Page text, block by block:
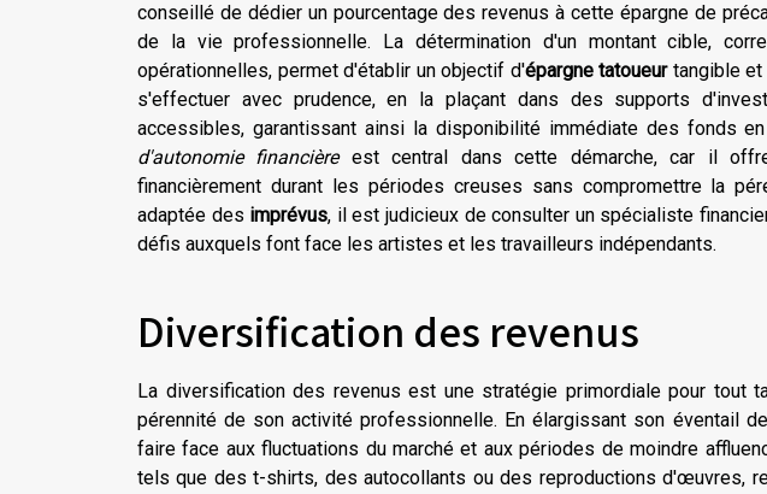
conseillé de dédier un pourcentage des revenus à cette épargne de
de la vie professionnelle. La détermination d'un montant cible,
opérationnelles, permet d'établir un objectif d'épargne tatoueurtangible et
s'effectuer avec prudence, en la plaçant dans des supports
accessibles, garantissant ainsi la disponibilité immédiate des fonds
d'autonomie financièreest central dans cette démarche, car il
financièrement durant les périodes creuses sans compromettre la
adaptée des imprévus, il est judicieux de consulter un spécialiste
défis auxquels font face les artistes et les travailleurs indépendants.
Diversification des revenus
La diversification des revenus est une stratégie primordiale pour tout
pérennité de son activité professionnelle. En élargissant son éventail
faire face aux fluctuations du marché et aux périodes de moindre
tels que des t-shirts, des autocollants ou des reproductions d'œuvres,